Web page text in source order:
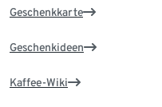
Geschenkkarte
Geschenkideen
Kaffee-Wiki